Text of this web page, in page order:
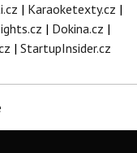
| Karaoketexty.cz |
| Dokina.cz |
| StartupInsider.cz